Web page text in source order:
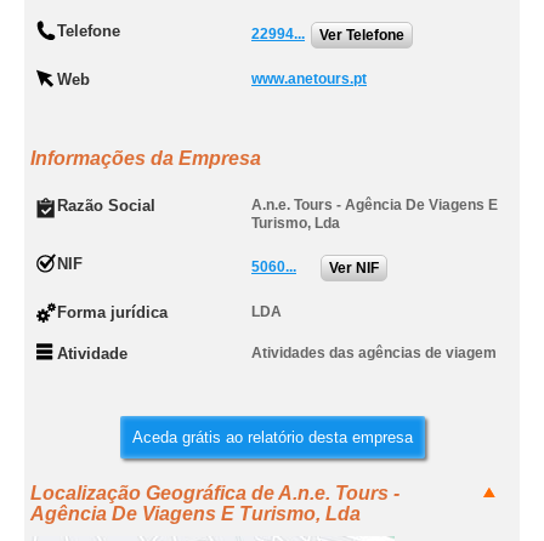
Telefone 22994... Ver Telefone
Web www.anetours.pt
Informações da Empresa
Razão Social
A.n.e. Tours - Agência De Viagens E
Turismo, Lda
NIF 5060... Ver NIF
Forma jurídica LDA
Atividade Atividades das agências de viagem
Aceda grátis ao relatório desta empresa
Localização Geográfica de A.n.e. Tours -
Agência De Viagens E Turismo, Lda